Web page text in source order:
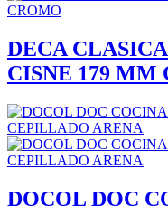
DECA
CISNE 179 MM
DOCOL DOC